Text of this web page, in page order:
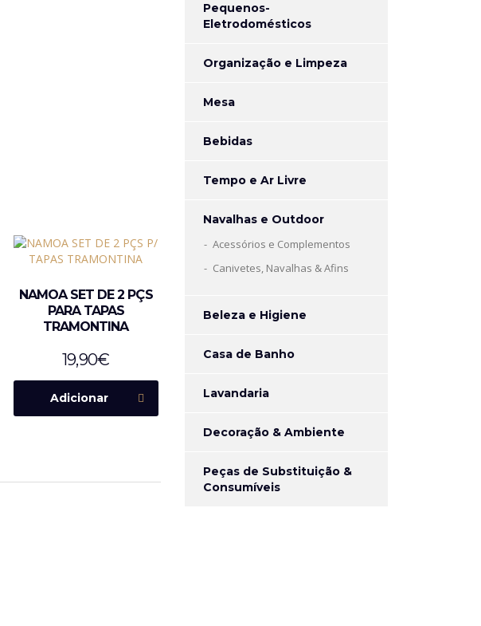
NAMOA SET DE 2 PÇS
PARA TAPAS
TRAMONTINA
19,90€
Adicionar
Pequenos-
Eletrodomésticos
Organização e Limpeza
Mesa
Bebidas
Tempo e Ar Livre
Navalhas e Outdoor
Acessórios e Complementos
Canivetes, Navalhas & Afins
Beleza e Higiene
Casa de Banho
Lavandaria
Decoração & Ambiente
Peças de Substituição &
Consumíveis